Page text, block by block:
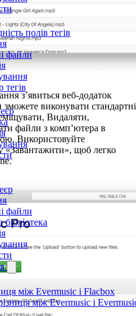
полів тегів
файли
тегів
файли
між Evermusic і Flacbox
між Evermusic і
з’явиться веб-додаток
виконувати стандартні
Видаляти,
файли з комп’ютера в
Використовуйте
«Завантажити», щоб легко